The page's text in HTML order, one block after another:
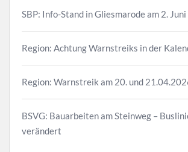
SBP: Info-Stand in Gliesmarode am 2.
Region: Achtung Warnstreiks in der
Region: Warnstreik am 20. und
BSVG: Bauarbeiten am Steinweg –
verändert